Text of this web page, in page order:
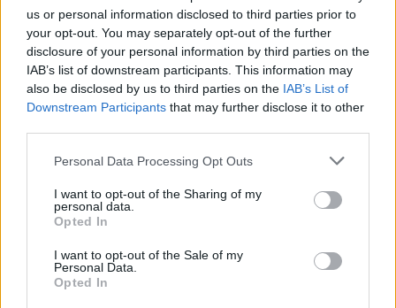
us or personal information disclosed to third parties prior to
your opt-out. You may separately opt-out of the further
disclosure of your personal information by third parties on the
IAB’s list of downstream participants. This information may
also be disclosed by us to third parties on the IAB’s List of
Downstream Participants that may further disclose it to other
Personal Data Processing Opt Outs
I want to opt-out of the Sharing of my
personal data.
Opted In
I want to opt-out of the Sale of my
Personal Data.
Opted In
2026. augusztus 07., péntek
Nem kell félni, nem tűnik el a
kecskesajt és juhtúró